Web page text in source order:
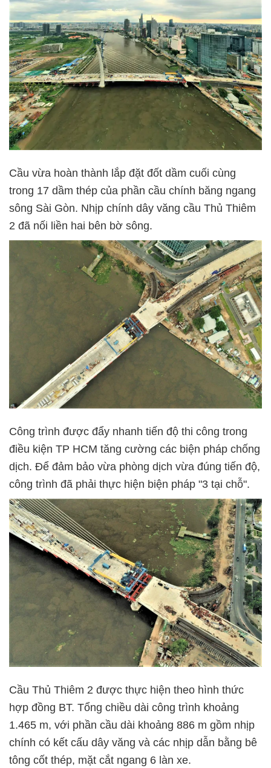
Cầu vừa hoàn thành lắp đặt đốt dầm cuối cùng
trong 17 dầm thép của phần cầu chính băng ngang
sông Sài Gòn. Nhịp chính dây văng cầu Thủ Thiêm
2 đã nối liền hai bên bờ sông.
Công trình được đẩy nhanh tiến độ thi công trong
điều kiện TP HCM tăng cường các biện pháp chống
dịch. Để đảm bảo vừa phòng dịch vừa đúng tiến độ,
công trình đã phải thực hiện biện pháp "3 tại chỗ".
Cầu Thủ Thiêm 2 được thực hiện theo hình thức
hợp đồng BT. Tổng chiều dài công trình khoảng
1.465 m, với phần cầu dài khoảng 886 m gồm nhịp
chính có kết cấu dây văng và các nhịp dẫn bằng bê
tông cốt thép, mặt cắt ngang 6 làn xe.